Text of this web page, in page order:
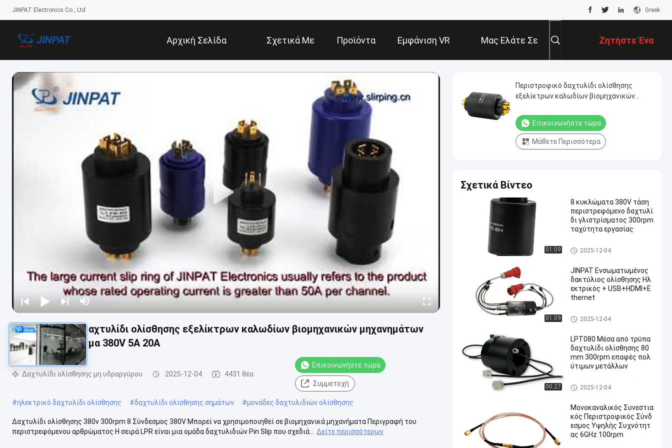
JINPAT Electronics Co., Ltd Greek
Αρχική Σελίδα Σχετικά Με Προϊόντα Εμφάνιση VR Μας Ελάτε Σε
Επαφή Με
Ζητήστε Ένα
Απόσπασμα
Περιστροφικό δαχτυλίδι ολίσθησης εξελίκτρων καλωδίων βιομηχανικών μηχανημάτων
300rpm 8 κύκλωμα 380V 5A 20A
Δαχτυλίδι ολίσθησης μη υδραργύρου 2025-12-04 4431 θέα
Επικοινωνήστε τώρα
Συμμετοχή
#ηλεκτρικό δαχτυλίδι ολίσθησης #δαχτυλίδι ολίσθησης σημάτων #μονάδες δαχτυλιδιών ολίσθησης
Δαχτυλίδι ολίσθησης 380v 300rpm 8 Σύνδεσμος 380V Μπορεί να χρησιμοποιηθεί σε βιομηχανικά μηχανήματα Περιγραφή του
περιστρεφόμενου αρθρώματος Η σειρά LPR είναι μια ομάδα δαχτυλιδιών Pin Slip που σχεδιά...
Δείτε περισσότερων
Περιστροφικό δαχτυλίδι ολίσθησης
εξελίκτρων καλωδίων βιομηχανικών
20A
Επικοινωνήστε τώρα
Μάθετε Περισσότερα
Σχετικά Βίντεο
01:09
8 κυκλώματα 380V τάση
περιστρεφόμενο δαχτυλί
δι γλιστρίσματος 300rpm
ταχύτητα εργασίας
Δαχτυλίδι ολίσθησης μη υδρ
αργύρου
2025-12-04
01:09
JINPAT Ενσωματωμένος
δακτύλιος ολίσθησης Ηλ
εκτρικός + USB+HDMI+E
thernet
Ενσωματωμένο δαχτυλίδι ο
λίσθησης
2025-12-04
00:27
LPT080 Μέσα από τρύπα
δαχτυλίδι ολίσθησης 80
mm 300rpm επαφές πολ
ύτιμων μετάλλων
Μέσω του δαχτυλιδιού ολίσ
θησης τρυπών
2025-12-04
Μονοκαναλικός Συνεστια
κός Περιστροφικός Σύνδ
εσμος Υψηλής Συχνότητ
ας 6GHz 100rpm